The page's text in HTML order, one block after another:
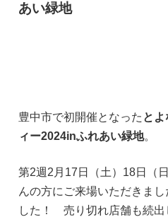
あい緑地
豊中市で初開催となった と
ィー2024inふれあい緑地。
第2週2月17日（土）18日（
んの方にご来場いただきま
した！ 売り切れ店舗も続出